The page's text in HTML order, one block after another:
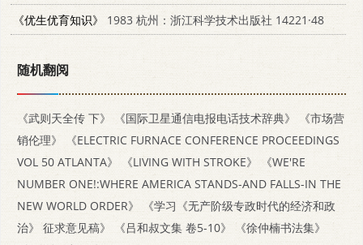
《优生优育知识》
1983 杭州：浙江科学技术出版社 14221·48
随机翻阅
《武则天全传 下》 《国际卫星通信电报电话技术辞典》
《市场营
销伦理》
《ELECTRIC FURNACE CONFERENCE PROCEEDINGS
VOL 50 ATLANTA》
《LIVING WITH STROKE》
《WE'RE
NUMBER ONE!:WHERE AMERICA STANDS-AND FALLS-IN THE
NEW WORLD ORDER》
《学习《无产阶级专政时代的经济和政
治》 征求意见稿》
《吕和叔文集 卷5-10》
《徐仲楠书法集》